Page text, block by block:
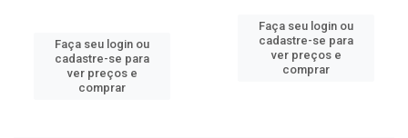
Faça seu login ou
cadastre-se para
ver preços e
comprar
Faça seu login ou
cadastre-se para
ver preços e
comprar